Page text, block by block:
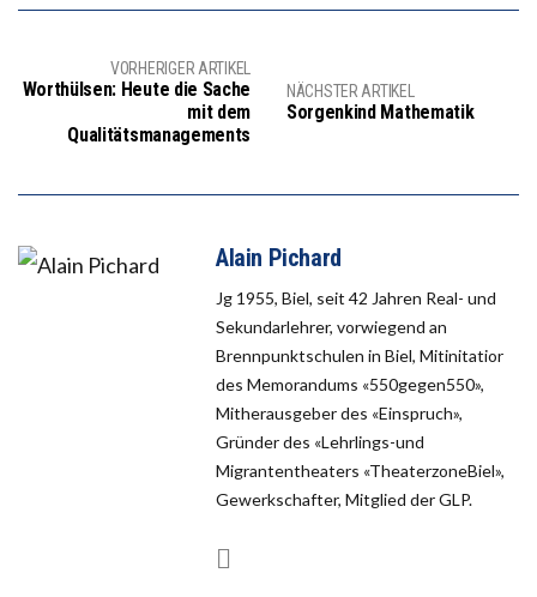
VORHERIGER ARTIKEL
Worthülsen: Heute die Sache
mit dem
Qualitätsmanagements
NÄCHSTER ARTIKEL
Sorgenkind Mathematik
Alain Pichard
Jg 1955, Biel, seit 42 Jahren Real- und
Sekundarlehrer, vorwiegend an
Brennpunktschulen in Biel, Mitinitatior
des Memorandums «550gegen550»,
Mitherausgeber des «Einspruch»,
Gründer des «Lehrlings-und
Migrantentheaters «TheaterzoneBiel»,
Gewerkschafter, Mitglied der GLP.